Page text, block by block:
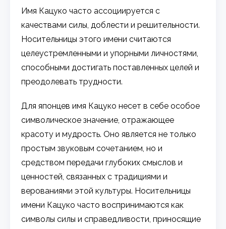
Имя Кацуко часто ассоциируется с
качествами силы, доблести и решительности.
Носительницы этого имени считаются
целеустремленными и упорными личностями,
способными достигать поставленных целей и
преодолевать трудности.
Для японцев имя Кацуко несет в себе особое
символическое значение, отражающее
красоту и мудрость. Оно является не только
простым звуковым сочетанием, но и
средством передачи глубоких смыслов и
ценностей, связанных с традициями и
верованиями этой культуры. Носительницы
имени Кацуко часто воспринимаются как
символы силы и справедливости, приносящие